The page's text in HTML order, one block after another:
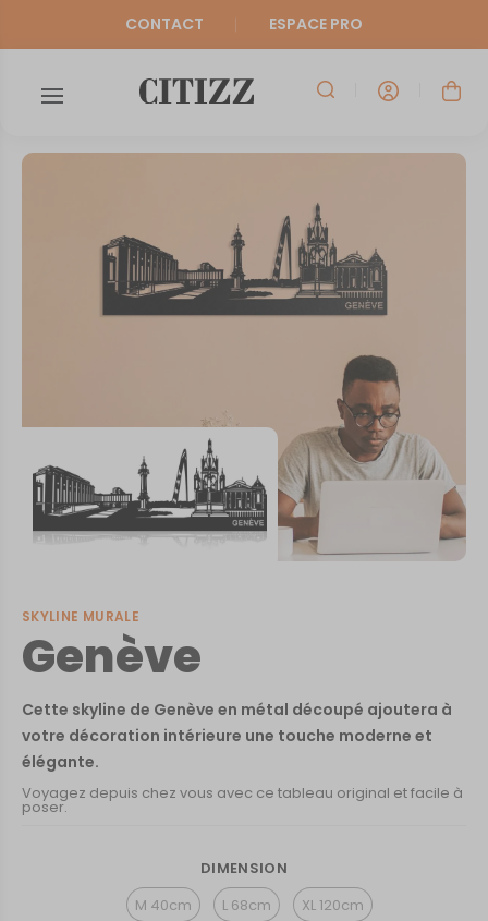
CONTACT ESPACE PRO
SKYLINE MURALE
Genève
Cette skyline de Genève en métal découpé ajoutera à
votre décoration intérieure une touche moderne et
élégante.
Voyagez depuis chez vous avec ce tableau original et facile à
poser.
DIMENSION
M 40cm
L 68cm XL 120cm